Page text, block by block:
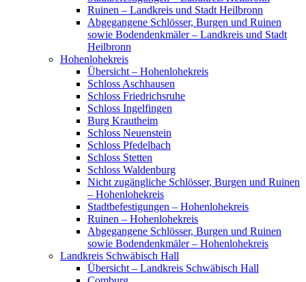
Ruinen – Landkreis und Stadt Heilbronn
Abgegangene Schlösser, Burgen und Ruinen
sowie Bodendenkmäler – Landkreis und Stadt
Heilbronn
Hohenlohekreis
Übersicht – Hohenlohekreis
Schloss Aschhausen
Schloss Friedrichsruhe
Schloss Ingelfingen
Burg Krautheim
Schloss Neuenstein
Schloss Pfedelbach
Schloss Stetten
Schloss Waldenburg
Nicht zugängliche Schlösser, Burgen und Ruinen
– Hohenlohekreis
Stadtbefestigungen – Hohenlohekreis
Ruinen – Hohenlohekreis
Abgegangene Schlösser, Burgen und Ruinen
sowie Bodendenkmäler – Hohenlohekreis
Landkreis Schwäbisch Hall
Übersicht – Landkreis Schwäbisch Hall